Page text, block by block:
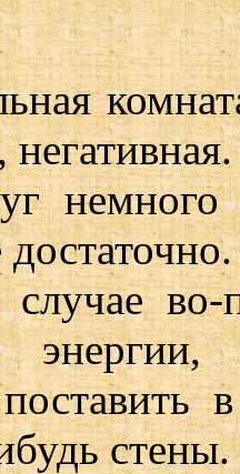
негативная.
достаточно.
во-
стены.